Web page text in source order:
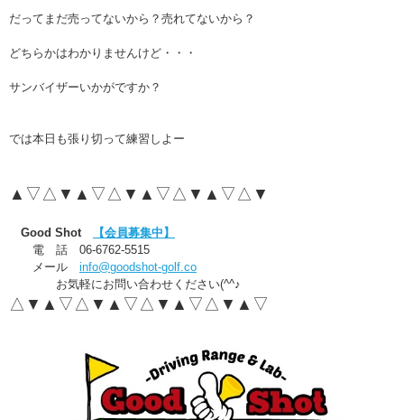
だってまだ売ってないから？売れてないから？
どちらかはわかりませんけど・・・
サンバイザーいかがですか？
では本日も張り切って練習しよー
▲▽△▼▲▽△▼▲▽△▼▲▽△▼
Good Shot
【会員募集中】
電 話 06-6762-5515
メール info@goodshot-golf.co
お気軽にお問い合わせください(^^♪
△▼▲▽△▼▲▽△▼▲▽△▼▲▽